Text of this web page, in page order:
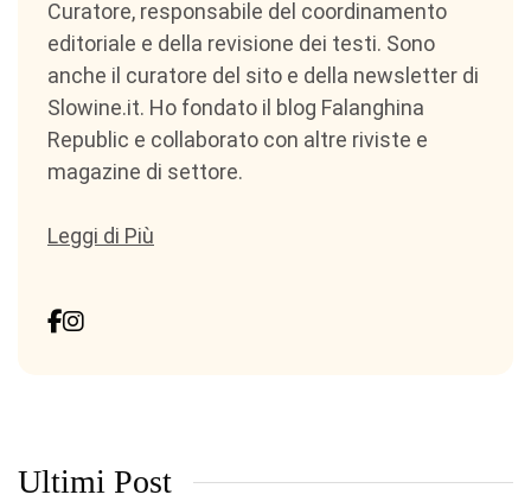
Curatore, responsabile del coordinamento
editoriale e della revisione dei testi. Sono
anche il curatore del sito e della newsletter di
Slowine.it. Ho fondato il blog Falanghina
Republic e collaborato con altre riviste e
magazine di settore.
Leggi di Più
Ultimi Post